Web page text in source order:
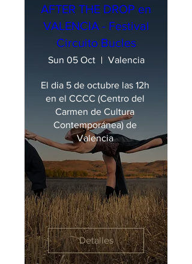
AFTER THE DROP en
VALENCIA - Festival
Circuito Bucles
Sun 05 Oct Valencia
El dia 5 de octubre las 12h
en el CCCC (Centro del
Carmen de Cultura
Contemporánea) de
Valencia
Detalles